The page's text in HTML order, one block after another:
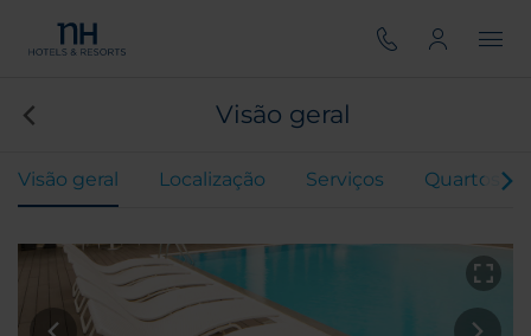
Visão geral
Visão geral Localização Serviços Quartos